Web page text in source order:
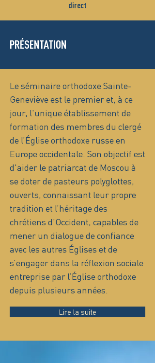
direct
PRÉSENTATION
Le séminaire orthodoxe Sainte-
Geneviève est le premier et, à ce
jour, l'unique établissement de
formation des membres du clergé
de l’Église orthodoxe russe en
Europe occidentale. Son objectif est
d'aider le patriarcat de Moscou à
se doter de pasteurs polyglottes,
ouverts, connaissant leur propre
tradition et l’héritage des
chrétiens d’Occident, capables de
mener un dialogue de confiance
avec les autres Églises et de
s’engager dans la réflexion sociale
entreprise par l’Église orthodoxe
depuis plusieurs années.
Lire la suite